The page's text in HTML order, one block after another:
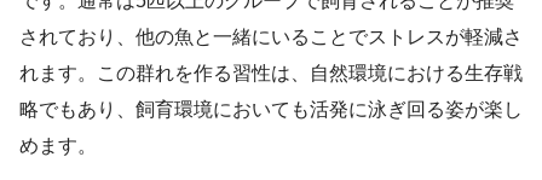
されており、他の魚と一緒にいることでストレスが軽減さ
れます。この群れを作る習性は、自然環境における生存戦
略でもあり、飼育環境においても活発に泳ぎ回る姿が楽し
めます。